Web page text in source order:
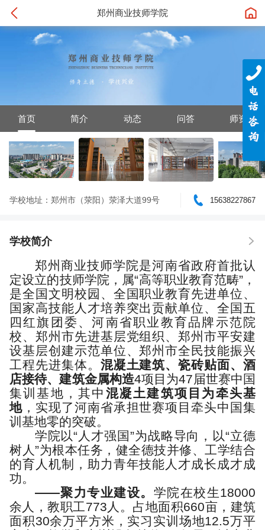
郑州商业技师学院
首页 简介 动态 问答 师资
学校地址：郑州市（荥阳）荥泽大道99号 15638227867
学校简介
郑州商业技师学院是河南省政府首批认
定设立的技师学院，属“高等职业教育范畴”，
是全国文明校园、全国职业教育先进单位、
国家高技能人才培养突出贡献单位、全国五
四红旗团委、河南省职业教育品牌示范院
校、郑州市先进基层党组织、郑州市平安建
设基层创建示范单位、郑州市全民技能振兴
工程先进集体。 混凝土建筑、瓷砖贴面、酒
店接待、建筑金属构造4项目为47届世赛中国
集训基地，其中 混凝土建筑项目为牵头基
地，实现了河南省承担世赛项目牵头中国集
训基地零的突破。
学院以“人才强国”为战略导向，以“立德
树人”为根本任务，健全德技并修、工学结合
的育人机制，助力青年技能人才成长成才成
功。
——聚力专业建设。 学院在校生18000
余人，教职工773人。占地面积660亩，建筑
面积30余万平方米，实习实训场地12.5万平